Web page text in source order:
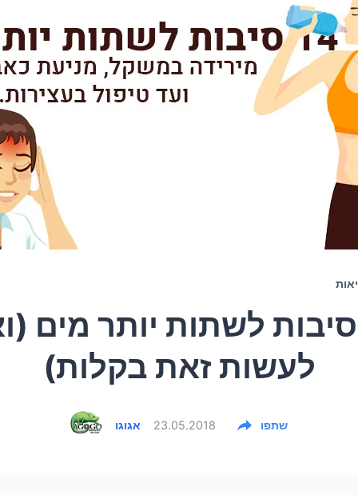
14 סיבות לשתות יותר מים
לעשות זאת בקלות)
אגוגו 23.05.2018 שתפו